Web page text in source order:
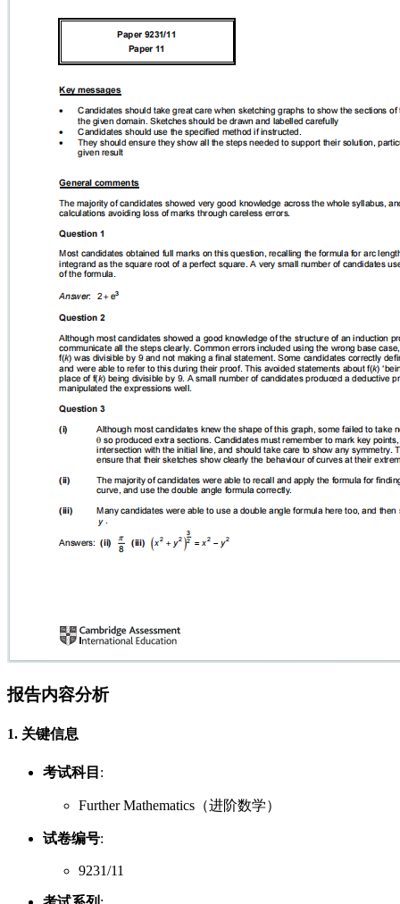
报告内容分析
1. 关键信息
考试科目 :
Further Mathematics（进阶数学）
试卷编号:
9231/11